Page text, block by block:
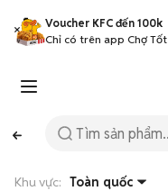
Voucher KFC đến 100k
Chỉ có trên app Chợ Tốt
Khu vực: Toàn quốc